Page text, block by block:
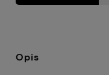
Opis